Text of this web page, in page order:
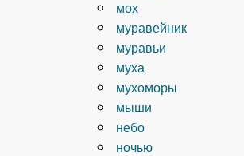
мох
муравейник
муравьи
муха
мухоморы
мыши
небо
ночью